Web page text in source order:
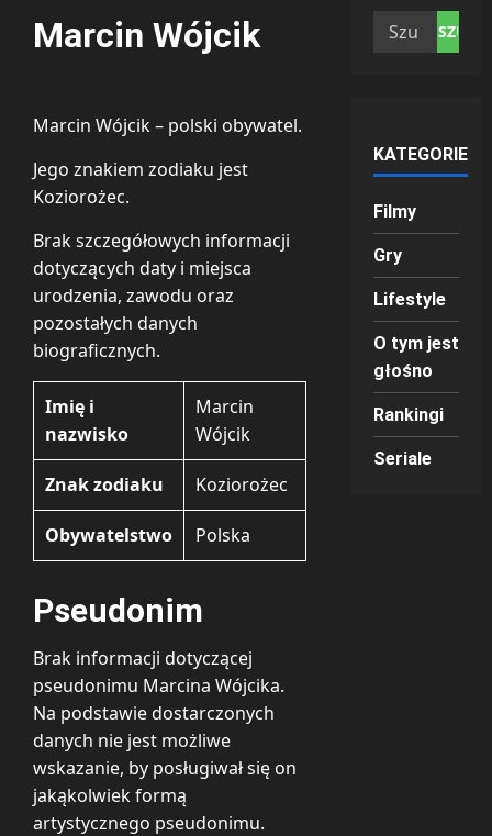
Marcin Wójcik
Marcin Wójcik – polski obywatel.
Jego znakiem zodiaku jest
Koziorożec.
Brak szczegółowych informacji
dotyczących daty i miejsca
urodzenia, zawodu oraz
pozostałych danych
biograficznych.
Imię i
nazwisko
Marcin
Wójcik
Znak zodiaku Koziorożec
Obywatelstwo Polska
Pseudonim
Brak informacji dotyczącej
pseudonimu Marcina Wójcika.
Na podstawie dostarczonych
danych nie jest możliwe
wskazanie, by posługiwał się on
jakąkolwiek formą
artystycznego pseudonimu.
Szukaj:
KATEGORIE
Filmy
Gry
Lifestyle
O tym jest
głośno
Rankingi
Seriale